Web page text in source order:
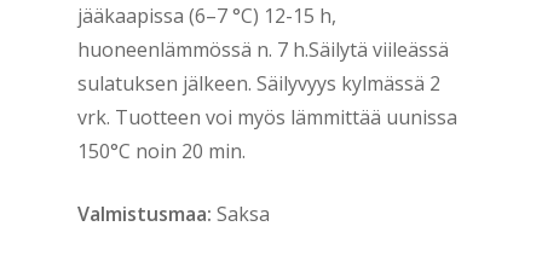
jääkaapissa (6–7 °C) 12-15 h,
huoneenlämmössä n. 7 h.Säilytä viileässä
sulatuksen jälkeen. Säilyvyys kylmässä 2
vrk. Tuotteen voi myös lämmittää uunissa
150°C noin 20 min.
Valmistusmaa: Saksa